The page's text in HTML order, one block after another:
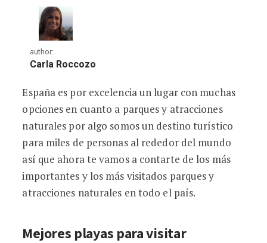
author:
Carla Roccozo
Mejores parques y atracciones
España es por excelencia un lugar con muchas
opciones en cuanto a parques y atracciones
naturales por algo somos un destino turístico
para miles de personas al rededor del mundo
así que ahora te vamos a contarte de los más
importantes y los más visitados parques y
atracciones naturales en todo el país.
Mejores playas para visitar